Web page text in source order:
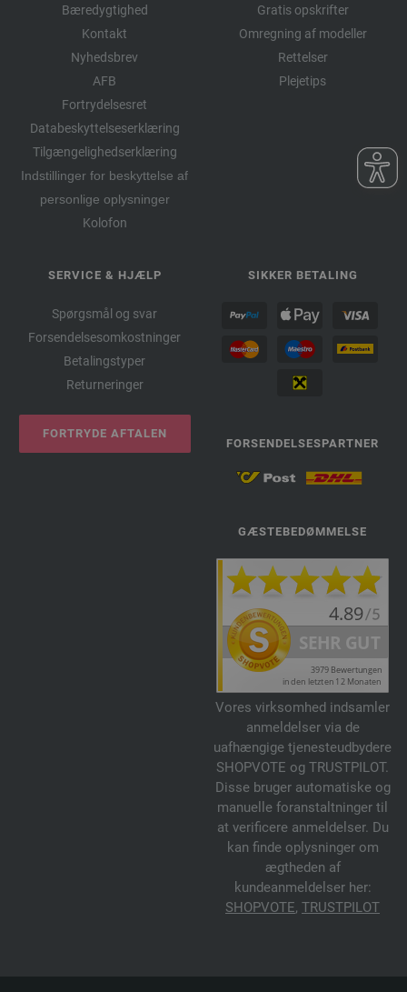
Bæredygtighed
Kontakt
Nyhedsbrev
AFB
Fortrydelsesret
Databeskyttelseserklæring
Tilgængelighedserklæring
Indstillinger for beskyttelse af
personlige oplysninger
Kolofon
Gratis opskrifter
Omregning af modeller
Rettelser
Plejetips
SERVICE & HJÆLP
Spørgsmål og svar
Forsendelsesomkostninger
Betalingstyper
Returneringer
FORTRYDE AFTALEN
SIKKER BETALING
FORSENDELSESPARTNER
GÆSTEBEDØMMELSE
Vores virksomhed indsamler
anmeldelser via de
uafhængige tjenesteudbydere
SHOPVOTE og TRUSTPILOT.
Disse bruger automatiske og
manuelle foranstaltninger til
at verificere anmeldelser. Du
kan finde oplysninger om
ægtheden af
kundeanmeldelser her:
SHOPVOTE, TRUSTPILOT